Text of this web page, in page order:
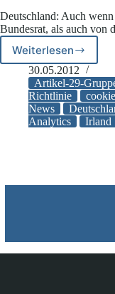
Kenntnissen
zurück
Deutschland: Auch
Bundesrat, als auch
Weiterlesen
Neues
zur
Cookie-
Richtlinie
30.05.2012
Artikel-29-
Richtlinie
News
Analytics
Irland